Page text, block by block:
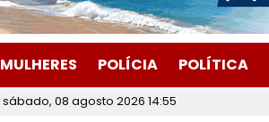
MULHERES POLÍCIA POLÍTICA
sábado, 08 agosto 2026 14:55